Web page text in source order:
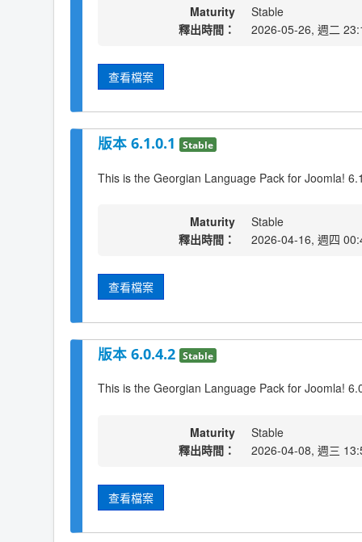
Maturity
Stable
釋出時間：
2026-05-26, 週二
查看檔案
版本 6.1.0.1 Stable
This is the Georgian Language Pack for Joomla!
Maturity
Stable
釋出時間：
2026-04-16, 週四
查看檔案
版本 6.0.4.2 Stable
This is the Georgian Language Pack for Joomla!
Maturity
Stable
釋出時間：
2026-04-08, 週三
查看檔案